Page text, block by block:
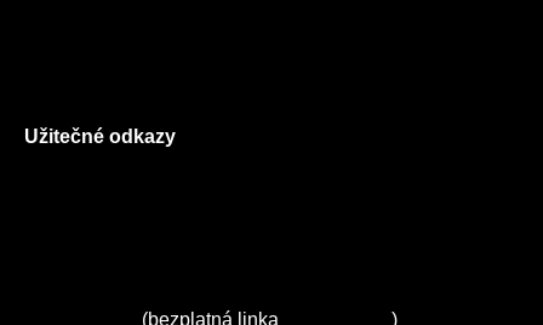
Užitečné odkazy
(bezplatná linka )